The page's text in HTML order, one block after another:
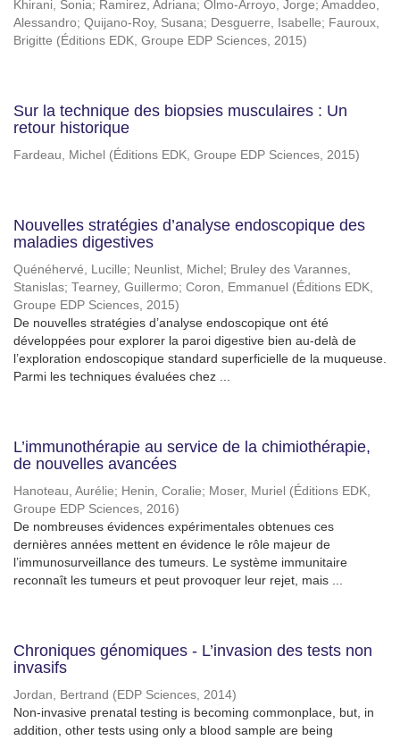
Khirani, Sonia; Ramirez, Adriana; Olmo-Arroyo, Jorge; Amaddeo,
Alessandro; Quijano-Roy, Susana; Desguerre, Isabelle; Fauroux,
Brigitte (Éditions EDK, Groupe EDP Sciences, 2015)
Sur la technique des biopsies musculaires : Un
retour historique
Fardeau, Michel (Éditions EDK, Groupe EDP Sciences, 2015)
Nouvelles stratégies d’analyse endoscopique des
maladies digestives
Quénéhervé, Lucille; Neunlist, Michel ; Bruley des Varannes,
Stanislas; Tearney, Guillermo; Coron, Emmanuel (Éditions EDK,
Groupe EDP Sciences, 2015)
De nouvelles stratégies d’analyse endoscopique ont été
développées pour explorer la paroi digestive bien au-delà de
l’exploration endoscopique standard superficielle de la muqueuse.
Parmi les techniques évaluées chez ...
L’immunothérapie au service de la chimiothérapie,
de nouvelles avancées
Hanoteau, Aurélie; Henin, Coralie; Moser, Muriel (Éditions EDK,
Groupe EDP Sciences, 2016)
De nombreuses évidences expérimentales obtenues ces
dernières années mettent en évidence le rôle majeur de
l’immunosurveillance des tumeurs. Le système immunitaire
reconnaît les tumeurs et peut provoquer leur rejet, mais ...
Chroniques génomiques - L’invasion des tests non
invasifs
Jordan, Bertrand (EDP Sciences, 2014)
Non-invasive prenatal testing is becoming commonplace, but, in
addition, other tests using only a blood sample are being